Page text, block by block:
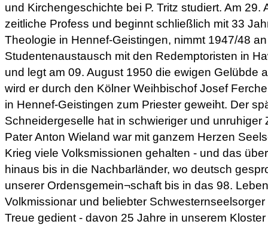
und Kirchengeschichte bei P. Tritz studiert. Am 29.
zeitliche Profess und beginnt schließlich mit 33
Theologie in Hennef-Geistingen, nimmt 1947/48
Studentenaustausch mit den Redemptoristen in
und legt am 09. August 1950 die ewigen Gelübde
wird er durch den Kölner Weihbischof Josef
in Hennef-Geistingen zum Priester geweiht. Der
Schneidergeselle hat in schwieriger und unruhiger
Pater Anton Wieland war mit ganzem Herzen
Krieg viele Volksmissionen gehalten - und das
hinaus bis in die Nachbarländer, wo deutsch
unserer Ordensgemein¬schaft bis in das 98.
Volkmissionar und beliebter
Treue gedient - davon 25 Jahre in unserem